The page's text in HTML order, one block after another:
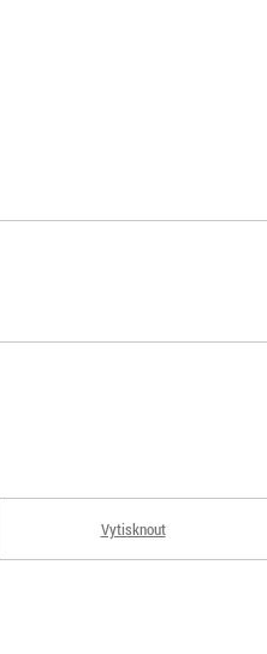
Vytisknout